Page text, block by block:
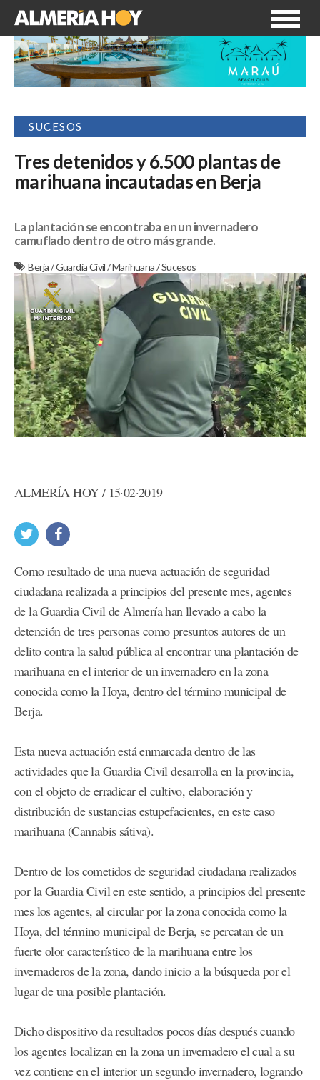
SUCESOS
Tres detenidos y 6.500 plantas de
marihuana incautadas en Berja
La plantación se encontraba en un invernadero
camuflado dentro de otro más grande.
Berja/Guardia Civil/Marihuana/Sucesos
ALMERÍA HOY / 15·02·2019
Como resultado de una nueva actuación de seguridad
ciudadana realizada a principios del presente mes, agentes
de la Guardia Civil de Almería han llevado a cabo la
detención de tres personas como presuntos autores de un
delito contra la salud pública al encontrar una plantación de
marihuana en el interior de un invernadero en la zona
conocida como la Hoya, dentro del término municipal de
Berja.
Esta nueva actuación está enmarcada dentro de las
actividades que la Guardia Civil desarrolla en la provincia,
con el objeto de erradicar el cultivo, elaboración y
distribución de sustancias estupefacientes, en este caso
marihuana (Cannabis sátiva).
Dentro de los cometidos de seguridad ciudadana realizados
por la Guardia Civil en este sentido, a principios del presente
mes los agentes, al circular por la zona conocida como la
Hoya, del término municipal de Berja, se percatan de un
fuerte olor característico de la marihuana entre los
invernaderos de la zona, dando inicio a la búsqueda por el
lugar de una posible plantación.
Dicho dispositivo da resultados pocos días después cuando
los agentes localizan en la zona un invernadero el cual a su
vez contiene en el interior un segundo invernadero, logrando